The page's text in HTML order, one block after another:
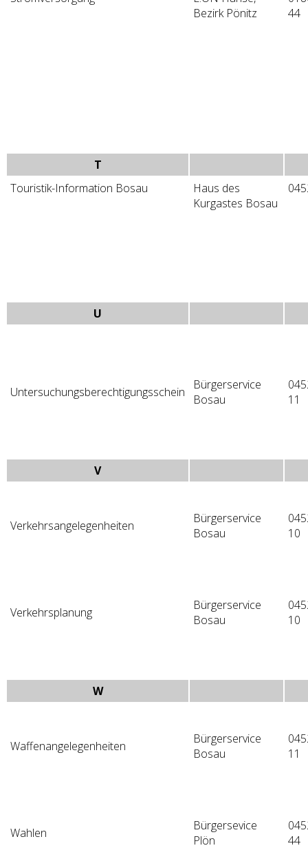
Bezirk Pönitz
44
T
Touristik-Information Bosau
Haus des
Kurgastes Bosau
U
Untersuchungsberechtigungsschein
Bürgerservice
Bosau
11
V
Verkehrsangelegenheiten
Bürgerservice
Bosau
10
Verkehrsplanung
Bürgerservice
Bosau
10
W
Waffenangelegenheiten
Bürgerservice
Bosau
11
Wahlen
Bürgersevice
Plön
44